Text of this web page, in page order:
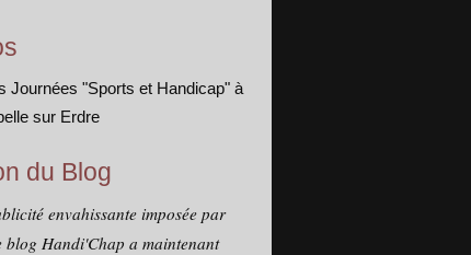
Journées "Sports et Handicap" à
sur Erdre
du Blog
envahissante imposée par
blog Handi'Chap a maintenant